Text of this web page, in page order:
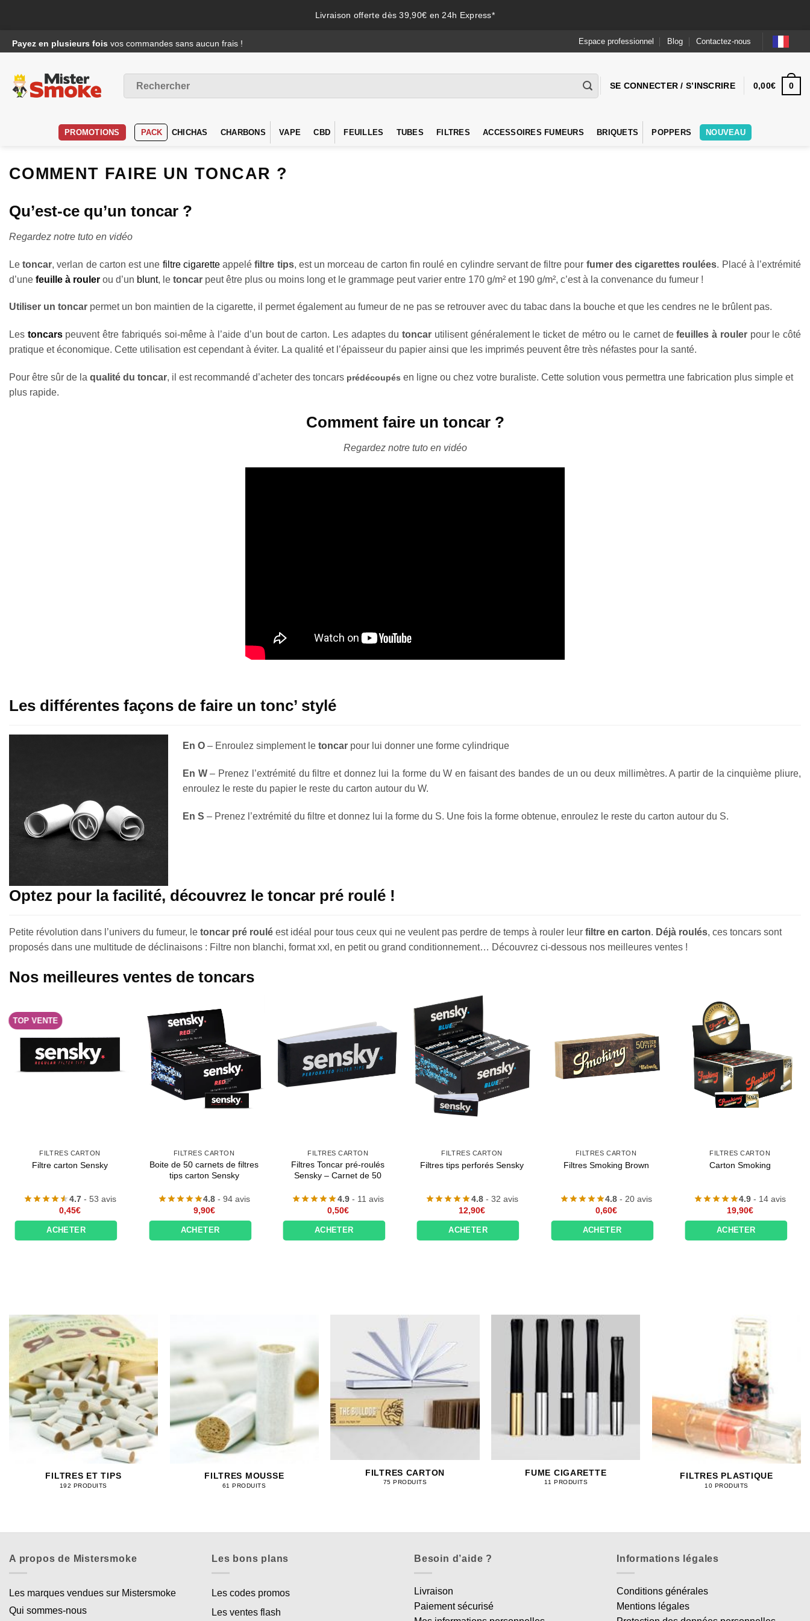
Livraison offerte dès 39,90€ en 24h Express*
au
Payez en plusieurs fois vos commandes sans aucun frais ! Espace professionnel Blog Contactez-nous
pour :
SE CONNECTER / S’INSCRIRE 0,00€ 0
PROMOTIONS PACK CHICHAS CHARBONS VAPE CBD FEUILLES TUBES FILTRES ACCESSOIRES FUMEURS BRIQUETS POPPERS NOUVEAU
COMMENT FAIRE UN TONCAR ?
Qu’est-ce qu’un toncar ?
Regardez notre tuto en vidéo
Letoncar, verlan de carton est une filtre cigaretteappeléfiltre tips, est un morceau de carton fin roulé en cylindre servant de filtre pour fumer des cigarettes roulées. Placé à l’extrémité
d’une feuille à rouler ou d’un blunt, le toncar peut être plus ou moins long et le grammage peut varier entre 170 g/m² et 190 g/m², c’est à la convenance du fumeur !
Utiliser un toncar permet un bon maintien de la cigarette, il permet également au fumeur de ne pas se retrouver avec du tabac dans la bouche et que les cendres ne le brûlent pas.
Les toncarspeuvent être fabriqués soi-même à l’aide d’un bout de carton. Les adaptes dutoncar utilisent généralement le ticket de métro ou le carnet defeuilles à roulerpour le côté
pratique et économique. Cette utilisation est cependant à éviter. La qualité et l’épaisseur du papier ainsi que les imprimés peuvent être très néfastes pour la santé.
Pour être sûr de la qualité du toncar, il est recommandé d’acheter des toncars prédécoupés en ligne ou chez votre buraliste. Cette solution vous permettra une fabrication plus simple et
plus rapide.
Comment faire un toncar ?
Regardez notre tuto en vidéo
Les différentes façons de faire un tonc’ stylé
En O – Enroulez simplement le toncar pour lui donner une forme cylindrique
En W– Prenez l’extrémité du filtre et donnez lui la forme du W en faisant des bandes de un ou deux millimètres. A partir de la cinquième pliure,
enroulez le reste du papier le reste du carton autour du W.
En S – Prenez l’extrémité du filtre et donnez lui la forme du S. Une fois la forme obtenue, enroulez le reste du carton autour du S.
Optez pour la facilité, découvrez le toncar pré roulé !
Petite révolution dans l’univers du fumeur, le toncar pré roulé est idéal pour tous ceux qui ne veulent pas perdre de temps à rouler leur filtre en carton. Déjà roulés, ces toncars sont
proposés dans une multitude de déclinaisons : Filtre non blanchi, format xxl, en petit ou grand conditionnement… Découvrez ci-dessous nos meilleures ventes !
Nos meilleures ventes de toncars
TOP VENTE
FILTRES CARTON
Filtre carton Sensky
4.7- 53 avis
0,45€
ACHETER
FILTRES CARTON
Boite de 50 carnets de filtres
tips carton Sensky
4.8 - 94 avis
9,90€
ACHETER
FILTRES CARTON
Filtres Toncar pré-roulés
Sensky – Carnet de 50
4.9- 11 avis
0,50€
ACHETER
FILTRES CARTON
Filtres tips perforés Sensky
4.8- 32 avis
12,90€
ACHETER
FILTRES CARTON
Filtres Smoking Brown
4.8 - 20 avis
0,60€
ACHETER
FILTRES CARTON
Carton Smoking
4.9 - 14 avis
19,90€
ACHETER
FILTRES ET TIPS
192 PRODUITS
FILTRES MOUSSE
61 PRODUITS
FILTRES CARTON
75 PRODUITS
FUME CIGARETTE
11 PRODUITS
FILTRES PLASTIQUE
10 PRODUITS
A propos de Mistersmoke
Les marques vendues sur Mistersmoke
Qui sommes-nous
Les bons plans
Les codes promos
Les ventes flash
Besoin d’aide ?
Livraison
Paiement sécurisé
Informations légales
Conditions générales
Mentions légales